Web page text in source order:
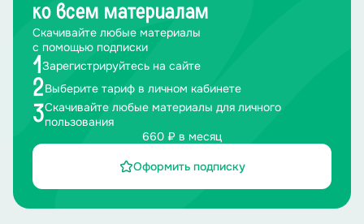
ко всем материалам
Скачивайте любые материалы
с помощью подписки
1 Зарегистрируйтесь на сайте
2Выберите тариф в личном кабинете
3Скачивайте любые материалы для личного
пользования
660 ₽ в месяц
Оформить подписку